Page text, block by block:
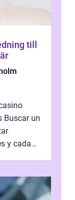
Buscar un
y cada